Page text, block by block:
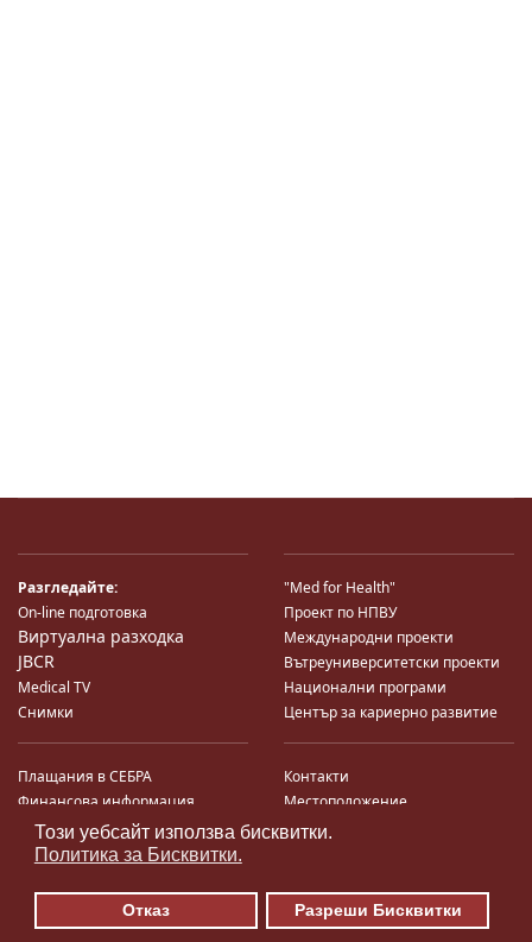
Този уебсайт използва бисквитки.
Политика за Бисквитки.
Отказ Разреши Бисквитки
Разгледайте:
On-line подготовка
Виртуална разходка
JBCR
Medical TV
Снимки
"Med for Health"
Проект по НПВУ
Международни проекти
Вътреуниверситетски проекти
Национални програми
Център за кариерно развитие
Плащания в СЕБРА
Финансова информация
Система за финансово упр-е и
контрол
Търгове по ЗДС
Контакти
Местоположение
Карта на сайта